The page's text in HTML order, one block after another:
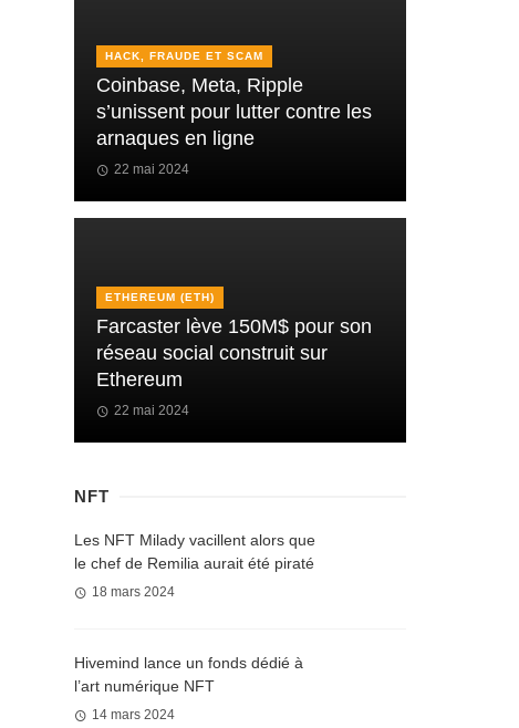
HACK, FRAUDE ET SCAM
Coinbase, Meta, Ripple
s’unissent pour lutter contre les
arnaques en ligne
22 mai 2024
ETHEREUM (ETH)
Farcaster lève 150M$ pour son
réseau social construit sur
Ethereum
22 mai 2024
NFT
Les NFT Milady vacillent alors que
le chef de Remilia aurait été piraté
18 mars 2024
Hivemind lance un fonds dédié à
l’art numérique NFT
14 mars 2024